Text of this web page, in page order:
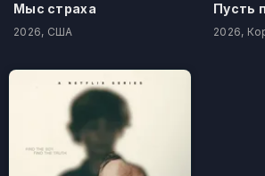
Мыс страха
2026, США 2026,